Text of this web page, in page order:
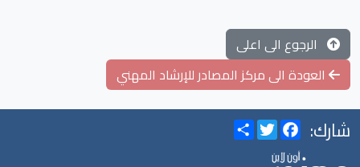
الرجوع الى اعلى
العودة الى مركز المصادر للإرشاد المهني
شارك: ShareTwitterFacebook